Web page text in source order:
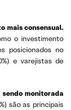
mais consensual.
o investimento
posicionados no
e varejistas de
sendo monitorada
são as principais